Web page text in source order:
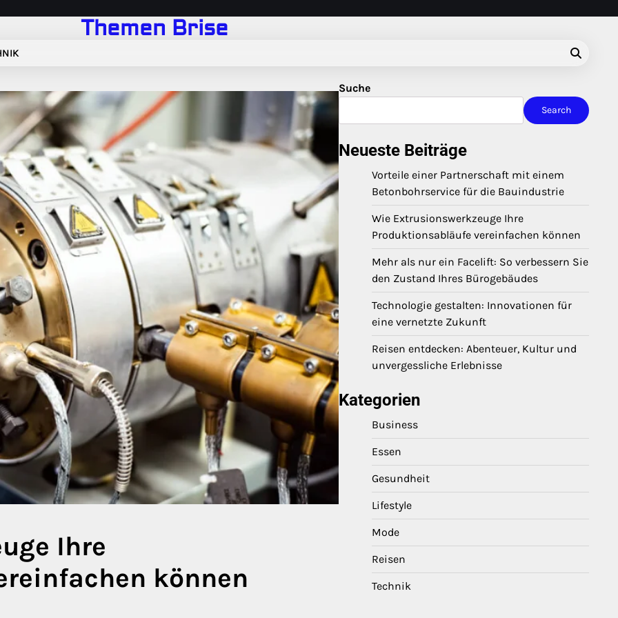
Themen Brise
Ihre
können
Suche
Search
Neueste Beiträge
Vorteile einer Partnerschaft mit einem
Betonbohrservice für die Bauindustrie
Wie Extrusionswerkzeuge Ihre
Produktionsabläufe vereinfachen können
Mehr als nur ein Facelift: So verbessern Sie
den Zustand Ihres Bürogebäudes
Technologie gestalten: Innovationen für
eine vernetzte Zukunft
Reisen entdecken: Abenteuer, Kultur und
unvergessliche Erlebnisse
Kategorien
Business
Essen
Gesundheit
Lifestyle
Mode
Reisen
Technik